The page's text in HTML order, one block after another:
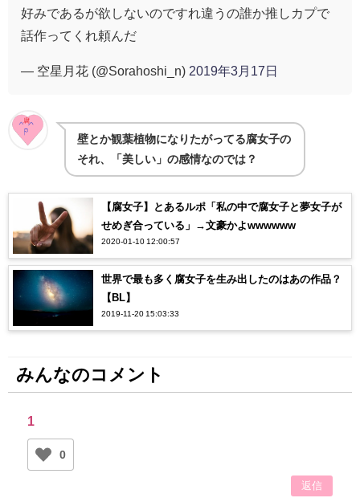
好みであるが欲しないのですれ違うの誰か推しカプで
話作ってくれ頼んだ
— 空星月花 (@Sorahoshi_n) 2019年3月17日
壁とか観葉植物になりたがってる腐女子の
それ、「美しい」の感情なのでは？
【腐女子】とあるルポ「私の中で腐女子と夢女子が
せめぎ合っている」→文豪かよwwwwww
2020-01-10 12:00:57
世界で最も多く腐女子を生み出したのはあの作品？
【BL】
2019-11-20 15:03:33
みんなのコメント
1
0
返信